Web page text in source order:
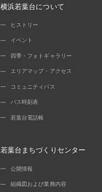
横浜若葉台について
ヒストリー
イベント
四季・フォトギャラリー
エリアマップ・アクセス
コミュニティバス
バス時刻表
若葉台電話帳
若葉台まちづくりセンター
公開情報
組織図および業務内容